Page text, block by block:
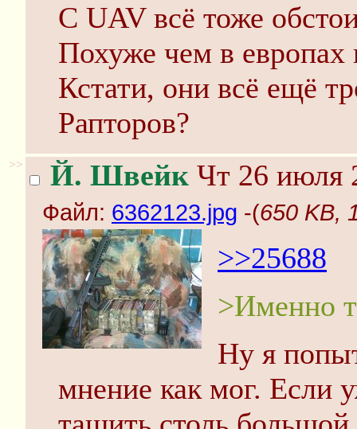
С UAV всё тоже
Похуже чем в европах
Кстати, они всё ещё
Рапторов?
>> Й. Швейк Чт 26 июля
Файл: 6362123.jpg -(650 KB,
>>25688
>Именно
Ну я
мнение как мог. Если